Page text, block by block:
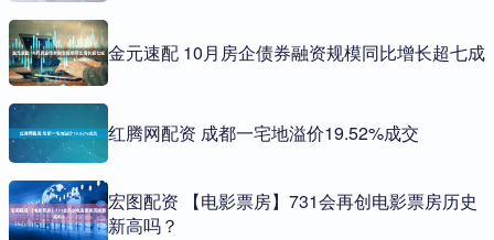
金元速配 10月房企债券融资规模同比增长超七成
红腾网配资 成都一宅地溢价19.52%成交
宏图配资 【电影票房】731会再创电影票房历史
新高吗？